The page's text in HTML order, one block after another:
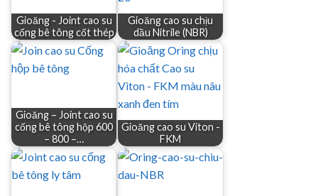
Gioăng - Joint cao su
cống bê tông cốt thép
Gioăng cao su chịu
dầu Nitrile (NBR)
Gioăng – Joint cao su
cống bê tông hộp 600
– 800 –…
Gioăng cao su Viton -
FKM